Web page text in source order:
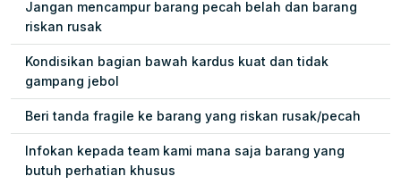
Jangan mencampur barang pecah belah dan barang
riskan rusak
Kondisikan bagian bawah kardus kuat dan tidak
gampang jebol
Beri tanda fragile ke barang yang riskan rusak/pecah
Infokan kepada team kami mana saja barang yang
butuh perhatian khusus